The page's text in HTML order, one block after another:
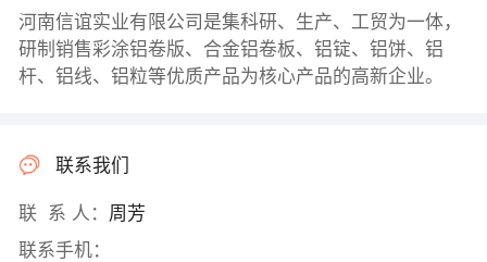
河南信谊实业有限公司是集科研、生产、工贸为一体，
研制销售彩涂铝卷版、合金铝卷板、铝锭、铝饼、铝
杆、铝线、铝粒等优质产品为核心产品的高新企业。
联系我们
联 系 人： 周芳
联系手机：